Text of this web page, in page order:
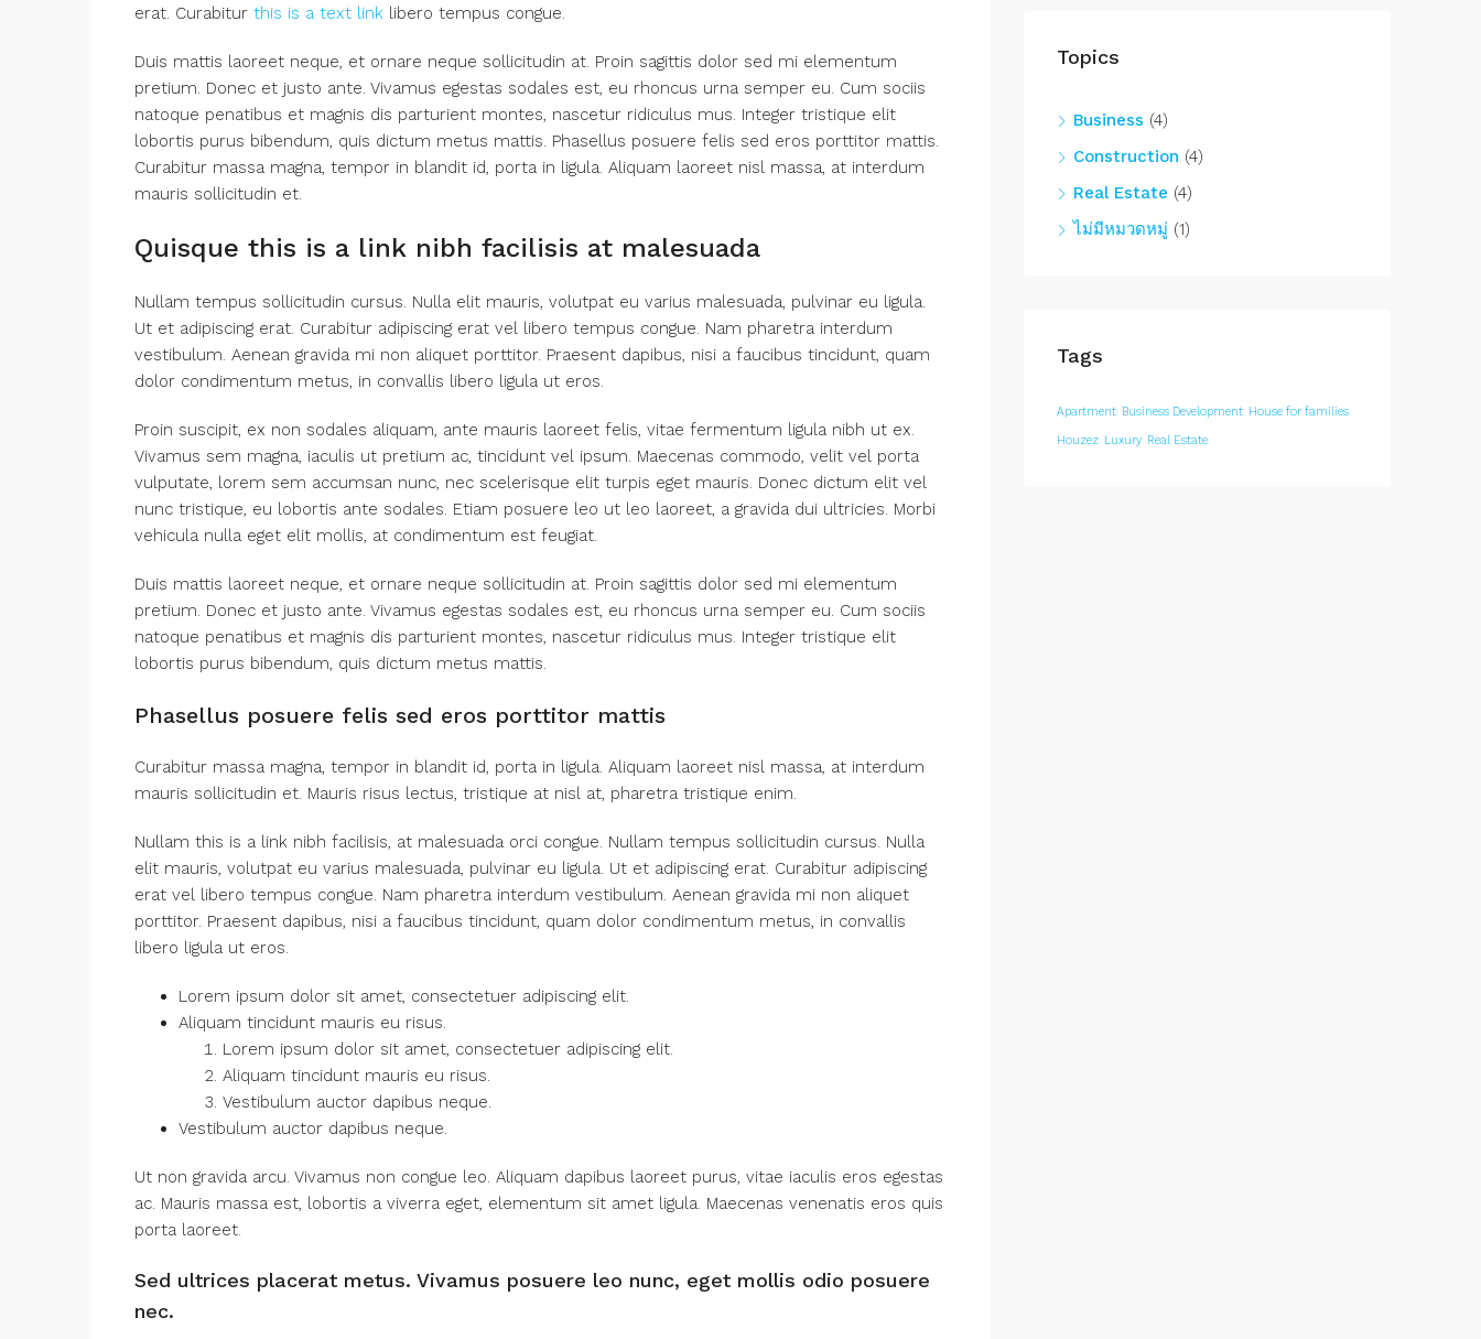
erat. Curabitur this is a text link libero tempus congue.
Duis mattis laoreet neque, et ornare neque sollicitudin at. Proin sagittis dolor sed mi elementum
pretium. Donec et justo ante. Vivamus egestas sodales est, eu rhoncus urna semper eu. Cum sociis
natoque penatibus et magnis dis parturient montes, nascetur ridiculus mus. Integer tristique elit
lobortis purus bibendum, quis dictum metus mattis. Phasellus posuere felis sed eros porttitor mattis.
Curabitur massa magna, tempor in blandit id, porta in ligula. Aliquam laoreet nisl massa, at interdum
mauris sollicitudin et.
Quisque this is a link nibh facilisis at malesuada
Nullam tempus sollicitudin cursus. Nulla elit mauris, volutpat eu varius malesuada, pulvinar eu ligula.
Ut et adipiscing erat. Curabitur adipiscing erat vel libero tempus congue. Nam pharetra interdum
vestibulum. Aenean gravida mi non aliquet porttitor. Praesent dapibus, nisi a faucibus tincidunt, quam
dolor condimentum metus, in convallis libero ligula ut eros.
Proin suscipit, ex non sodales aliquam, ante mauris laoreet felis, vitae fermentum ligula nibh ut ex.
Vivamus sem magna, iaculis ut pretium ac, tincidunt vel ipsum. Maecenas commodo, velit vel porta
vulputate, lorem sem accumsan nunc, nec scelerisque elit turpis eget mauris. Donec dictum elit vel
nunc tristique, eu lobortis ante sodales. Etiam posuere leo ut leo laoreet, a gravida dui ultricies. Morbi
vehicula nulla eget elit mollis, at condimentum est feugiat.
Duis mattis laoreet neque, et ornare neque sollicitudin at. Proin sagittis dolor sed mi elementum
pretium. Donec et justo ante. Vivamus egestas sodales est, eu rhoncus urna semper eu. Cum sociis
natoque penatibus et magnis dis parturient montes, nascetur ridiculus mus. Integer tristique elit
lobortis purus bibendum, quis dictum metus mattis.
Phasellus posuere felis sed eros porttitor mattis
Curabitur massa magna, tempor in blandit id, porta in ligula. Aliquam laoreet nisl massa, at interdum
mauris sollicitudin et. Mauris risus lectus, tristique at nisl at, pharetra tristique enim.
Nullam this is a link nibh facilisis, at malesuada orci congue. Nullam tempus sollicitudin cursus. Nulla
elit mauris, volutpat eu varius malesuada, pulvinar eu ligula. Ut et adipiscing erat. Curabitur adipiscing
erat vel libero tempus congue. Nam pharetra interdum vestibulum. Aenean gravida mi non aliquet
porttitor. Praesent dapibus, nisi a faucibus tincidunt, quam dolor condimentum metus, in convallis
libero ligula ut eros.
Lorem ipsum dolor sit amet, consectetuer adipiscing elit.
Aliquam tincidunt mauris eu risus.
Lorem ipsum dolor sit amet, consectetuer adipiscing elit.
Aliquam tincidunt mauris eu risus.
Vestibulum auctor dapibus neque.
Vestibulum auctor dapibus neque.
Ut non gravida arcu. Vivamus non congue leo. Aliquam dapibus laoreet purus, vitae iaculis eros egestas
ac. Mauris massa est, lobortis a viverra eget, elementum sit amet ligula. Maecenas venenatis eros quis
porta laoreet.
Sed ultrices placerat metus. Vivamus posuere leo nunc, eget mollis odio posuere
nec.
Topics
Business (4)
Construction (4)
Real Estate (4)
ไม่มีหมวดหมู่ (1)
Tags
Apartment Business Development House for families
Houzez Luxury Real Estate